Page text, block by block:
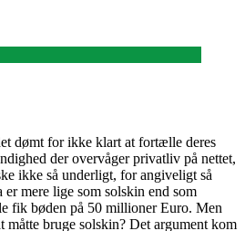
dømt for ikke klart at fortælle deres
der overvåger privatliv på nettet,
ikke så underligt, for angiveligt så
mere lige som solskin end som
fik bøden på 50 millioner Euro. Men
måtte bruge solskin? Det argument kom